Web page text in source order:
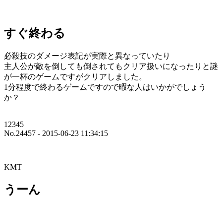
すぐ終わる
必殺技のダメージ表記が実際と異なっていたり
主人公が敵を倒しても倒されてもクリア扱いになったりと謎
が一杯のゲームですがクリアしました。
1分程度で終わるゲームですので暇な人はいかがでしょう
か？
12345
No.24457 - 2015-06-23 11:34:15
KMT
うーん